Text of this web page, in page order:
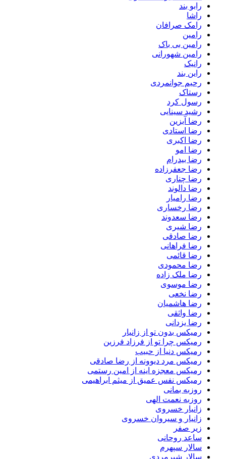
رابو بند
راشا
رامک صرافان
رامین
رامین بی باک
رامین شهورانی
رانیک
راین بند
رحیم جوانمردی
رستاک
رسول کرد
رشید سینایی
رضا آبزین
رضا استادی
رضا اکبری
رضا امو
رضا بیدرام
رضا جعفرزاده
رضا چناری
رضا دالوند
رضا رامیار
رضا رخساری
رضا سعدوند
رضا شیری
رضا صادقی
رضا فراهانی
رضا قائمی
رضا محمودی
رضا ملک زاده
رضا موسوی
رضا نخعی
رضا هاشمیان
رضا واثقی
رضا یزدانی
رمیکس بدون تو از زانیار
رمیکس چرا تو از فرزاد فرزین
رمیکس دنیا از حبیب
رمیکس مرد دیوونه از رضا صادقی
رمیکس معجزه اینه از امین رستمی
رمیکس نفس عمیق از میثم ابراهیمی
روزبه بمانی
روزبه نعمت الهی
زانیار خسروی
زانیار و سیروان خسروی
زیر صفر
ساعد روحانی
سالار سپهرم
سالار شیرمردی